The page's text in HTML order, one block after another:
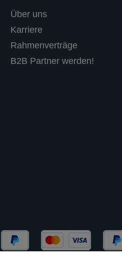
Über uns
Karriere
Rahmenverträge
B2B Partner werden!